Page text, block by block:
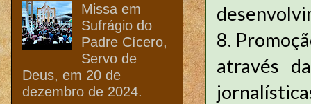
8.
através
Missa em
Sufrágio do
Padre Cícero,
Servo de
Deus, em 20 de
dezembro de 2024.